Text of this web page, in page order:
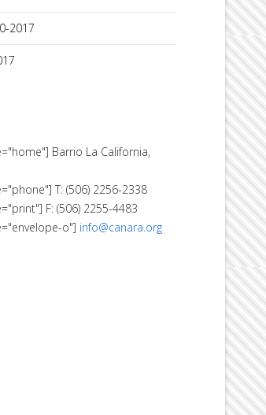
2017
Barrio La California,
T: (506) 2256-2338
F: (506) 2255-4483
o"] info@canara.org